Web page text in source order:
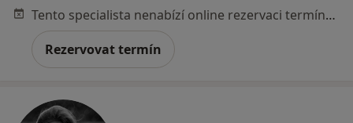
Tento specialista nenabízí online rezervaci termínu na této adrese.
Rezervovat termín